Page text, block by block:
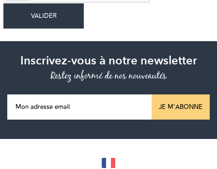
Inscrivez-vous à notre newsletter
Restez informé de nos nouveautés
JE M'ABONNE